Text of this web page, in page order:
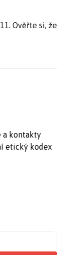
Ověřte si, že
a kontakty
etický kodex